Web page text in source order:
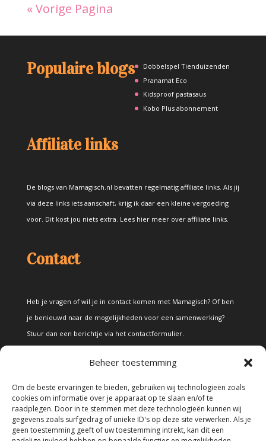
Beheer toestemming
Om de beste ervaringen te bieden, gebruiken wij technologieën zoals
cookies om informatie over je apparaat op te slaan en/of te
raadplegen. Door in te stemmen met deze technologieën kunnen wij
gegevens zoals surfgedrag of unieke ID's op deze site verwerken. Als je
geen toestemming geeft of uw toestemming intrekt, kan dit een
« Vorige Pagina
Populaire blogs
Dobbelspel Tienduizenden
Pranamat Eco
Kidsproof pastasaus
Kobo Plus abonnement
Affiliate links
De blogs van Mamagisch.nl bevatten regelmatig affiliate links. Als jij
via deze links iets aanschaft, krijg ik daar een kleine vergoeding
voor. Dit kost jou niets extra. Lees hier meer over affiliate links.
Contact
Heb je vragen of wil je in contact komen met Mamagisch? Of ben
je benieuwd naar de mogelijkheden voor een samenwerking?
Stuur dan een berichtje via het contactformulier.
Alle teksten en foto's op deze site zijn eigendom van Mamagisch.
Teksten en foto's van Mamagisch mogen onder geen beding